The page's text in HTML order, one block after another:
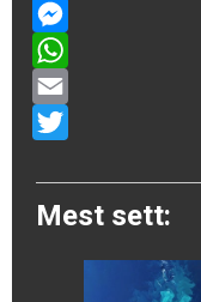
Facebook
Messenger
WhatsApp
Email
Mest sett: